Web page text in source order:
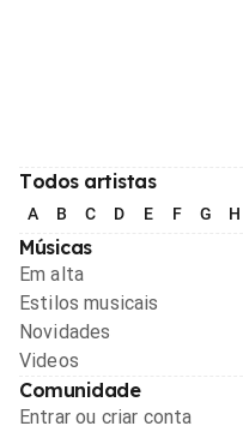
Todos artistas
A B C D E F G H
Músicas
Em alta
Estilos musicais
Novidades
Videos
Comunidade
Entrar ou criar conta